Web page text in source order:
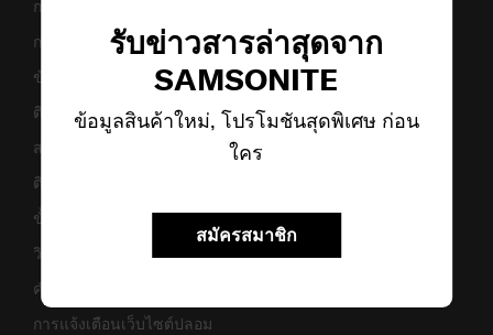
รับข่าวสารล่าสุดจาก
SAMSONITE
ข้อมูลสินค้าใหม่, โปรโมชันสุดพิเศษ ก่อน
ใคร
สมัครสมาชิก
การขนส่งและการจัดส่ง
การคืนสินค้าและการคืนเงิน
ข้อกำหนดและเงื่อนไขการรับประกัน
ติดต่อเรา
สอบถามข้อมูลทางธุรกิจ
ติดตามสถานะสินค้า
ขั้นตอนการผ่อนชำระ
วิธีเซ็ตรหัสล็อค
คำแนะนำในการดูแล
การแจ้งเตือนเว็บไซต์ปลอม